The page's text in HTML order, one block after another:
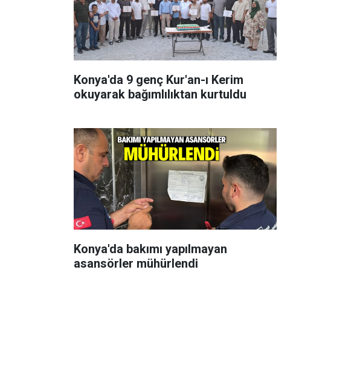
Konya'da 9 genç Kur'an-ı Kerim
okuyarak bağımlılıktan kurtuldu
Konya'da bakımı yapılmayan
asansörler mühürlendi